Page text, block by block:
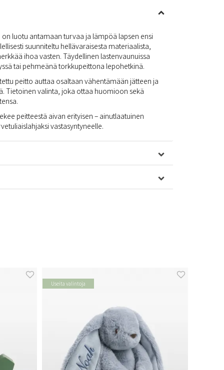
luotu antamaan turvaa ja lämpöä lapsen ensi
suunniteltu hellävaraisesta materiaalista,
ihoa vasten. Täydellinen lastenvaunuissa
tai pehmeänä torkkupeittona lepohetkinä.
peitto auttaa osaltaan vähentämään jätteen ja
Tietoinen valinta, joka ottaa huomioon sekä
peitteestä aivan erityisen – ainutlaatuinen
vastasyntyneelle.
Useita valintoja